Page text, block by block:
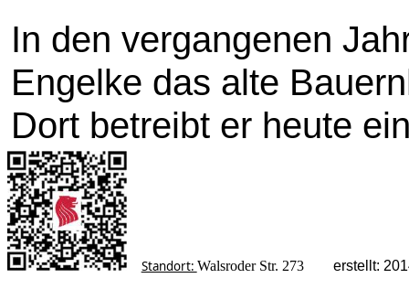
In den vergangenen
Engelke das alte
Dort betreibt er heute
Standort: Walsroder Str. 273 erstellt: